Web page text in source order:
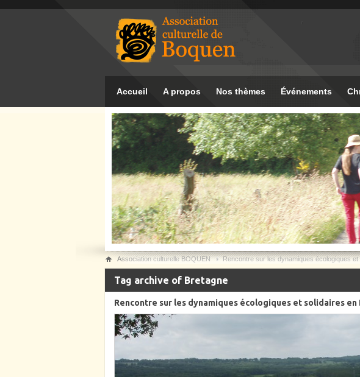
Accueil A propos Nos thèmes Événements
Association culturelle BOQUEN Rencontre sur les dynamiques écologiques
Tag archive of Bretagne
Rencontre sur les dynamiques écologiques et solidaires